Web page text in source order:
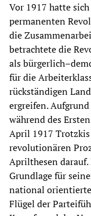
Vor 1917 hatte
permanenten
die
betrachtete die
als
für die
rückständigen
ergreifen.
während des
April 1917 Trotzkis
revolutionären
Aprilthesen
Grundlage für
national
Flügel der